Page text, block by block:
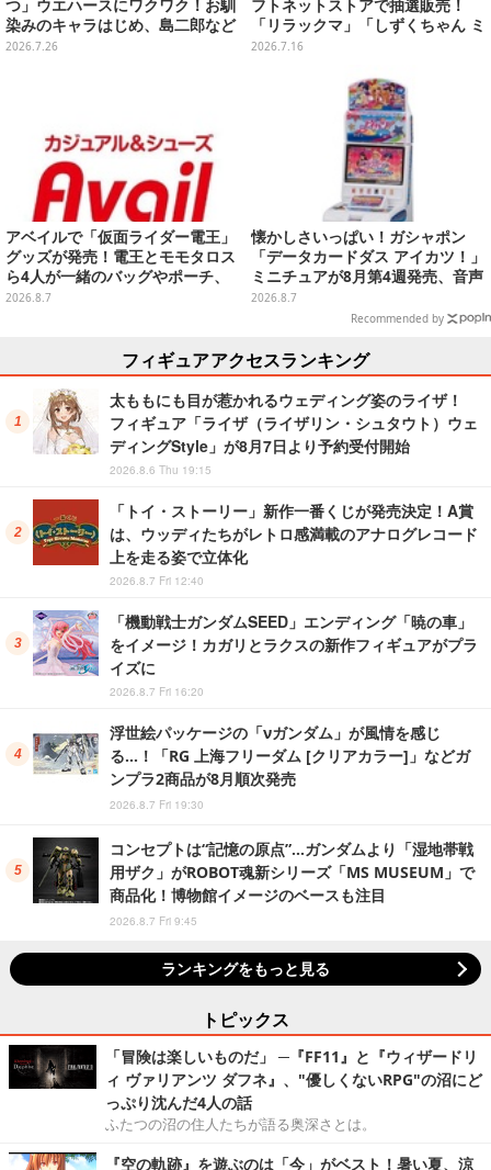
つ」ウエハースにワクワク！お馴
染みのキャラはじめ、島二郎など
セイレーン編カード全22種
2026.7.26
フトネットストアで抽選販売！
「リラックマ」「しずくちゃん ミ
ニ」など全12種をラインナップ
2026.7.16
アベイルで「仮面ライダー電王」
グッズが発売！電王とモモタロス
ら4人が一緒のバッグやポーチ、
収納ボックスも
2026.8.7
懐かしさいっぱい！ガシャポン
「データカードダス アイカツ！」
ミニチュアが8月第4週発売、音声
が流れる特別仕様も当たる
2026.8.7
Recommended by
フィギュアアクセスランキング
太ももにも目が惹かれるウェディング姿のライザ！
フィギュア「ライザ（ライザリン・シュタウト）ウェ
ディングStyle」が8月7日より予約受付開始
2026.8.6 Thu 19:15
「トイ・ストーリー」新作一番くじが発売決定！A賞
は、ウッディたちがレトロ感満載のアナログレコード
上を走る姿で立体化
2026.8.7 Fri 12:40
「機動戦士ガンダムSEED」エンディング「暁の車」
をイメージ！カガリとラクスの新作フィギュアがプラ
イズに
2026.8.7 Fri 16:20
浮世絵パッケージの「νガンダム」が風情を感じ
る…！「RG 上海フリーダム [クリアカラー]」などガ
ンプラ2商品が8月順次発売
2026.8.7 Fri 19:30
コンセプトは“記憶の原点”…ガンダムより「湿地帯戦
用ザク」がROBOT魂新シリーズ「MS MUSEUM」で
商品化！博物館イメージのベースも注目
2026.8.7 Fri 9:45
ランキングをもっと見る
トピックス
「冒険は楽しいものだ」 ─『FF11』と『ウィザードリ
ィ ヴァリアンツ ダフネ』、"優しくないRPG"の沼にど
っぷり沈んだ4人の話
ふたつの沼の住人たちが語る奥深さとは。
『空の軌跡』を遊ぶのは「今」がベスト！暑い夏、涼